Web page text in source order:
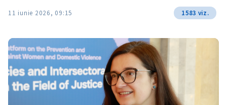
11 iunie 2026, 09:15 1583 viz.